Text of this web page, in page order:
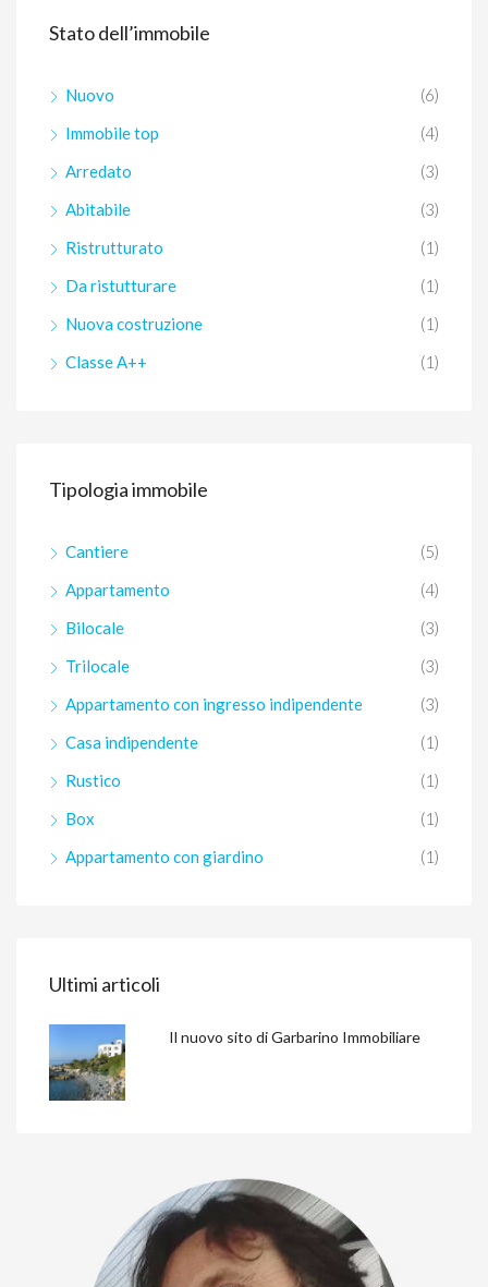
Stato dell’immobile
Nuovo
(6)
Immobile top
(4)
Arredato
(3)
Abitabile
(3)
Ristrutturato
(1)
Da ristutturare
(1)
Nuova costruzione
(1)
Classe A++
(1)
Tipologia immobile
Cantiere
(5)
Appartamento
(4)
Bilocale
(3)
Trilocale
(3)
Appartamento con ingresso indipendente
(3)
Casa indipendente
(1)
Rustico
(1)
Box
(1)
Appartamento con giardino
(1)
Ultimi articoli
Il nuovo sito di Garbarino Immobiliare